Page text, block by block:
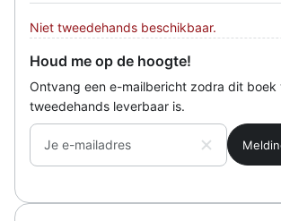
Niet tweedehands beschikbaar.
Houd me op de hoogte!
Ontvang een e-mailbericht zodra dit boek
tweedehands leverbaar is.
Je e-mailadres